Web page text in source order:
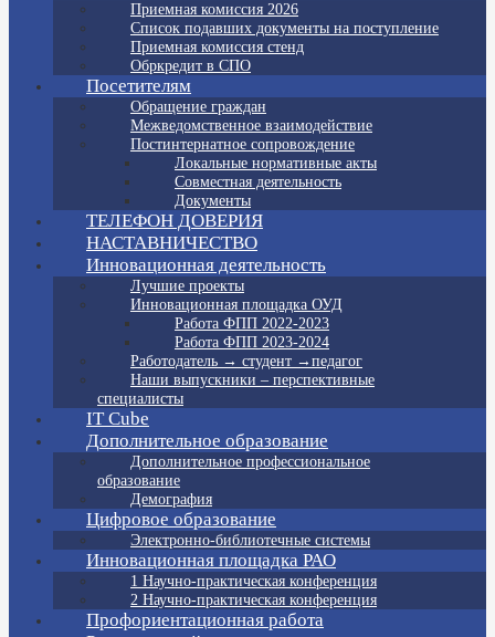
Приемная комиссия 2026
Список подавших документы на поступление
Приемная комиссия стенд
Обркредит в СПО
Посетителям
Обращение граждан
Межведомственное взаимодействие
Постинтернатное сопровождение
Локальные нормативные акты
Совместная деятельность
Документы
ТЕЛЕФОН ДОВЕРИЯ
НАСТАВНИЧЕСТВО
Инновационная деятельность
Лучшие проекты
Инновационная площадка ОУД
Работа ФПП 2022-2023
Работа ФПП 2023-2024
Работодатель → студент →педагог
Наши выпускники – перспективные
специалисты
IT Cube
Дополнительное образование
Дополнительное профессиональное
образование
Демография
Цифровое образование
Электронно-библиотечные системы
Инновационная площадка РАО
1 Научно-практическая конференция
2 Научно-практическая конференция
Профориентационная работа